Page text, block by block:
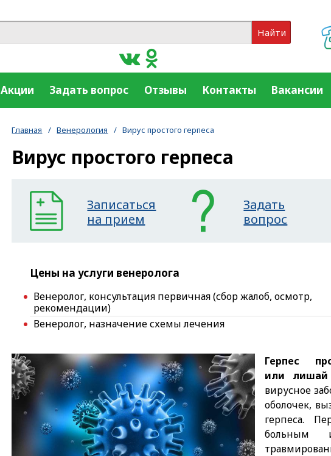
Найти
Акции Задать вопрос Отзывы Контакты Вакансии
Главная / Венерология / Вирус простого герпеса
Вирус простого герпеса
Записаться
на прием
Задать
вопрос
Цены на услуги венеролога
Венеролог, консультация первичная (сбор жалоб, осмотр,
рекомендации)
Венеролог, назначение схемы лечения
Герпес
или лишай
вирусное
оболочек,
герпеса.
больным